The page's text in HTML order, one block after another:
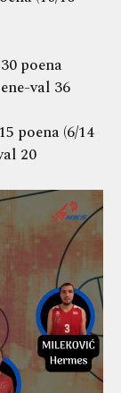
poena
val 36
poena (6/14
20